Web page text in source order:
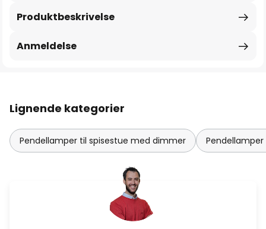
Produktbeskrivelse
Anmeldelse
Lignende kategorier
Pendellamper til spisestue med dimmer